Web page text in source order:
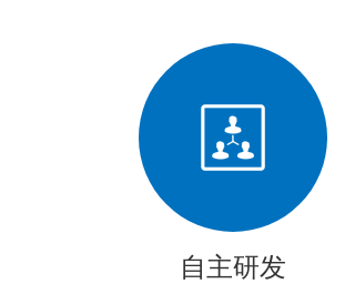
自主研发